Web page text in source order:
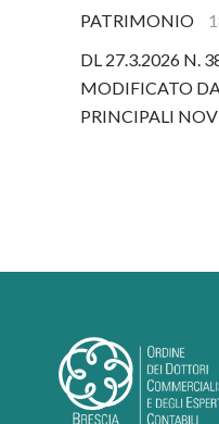
PATRIMONIO
DL 27.3.2026 N.
MODIFICATO
PRINCIPALI